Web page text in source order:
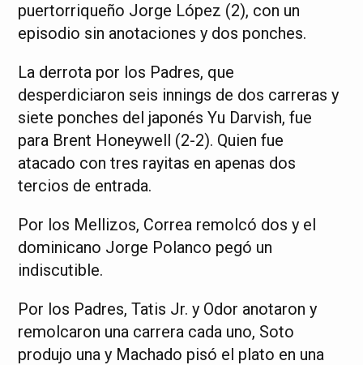
puertorriqueño Jorge López (2), con un
episodio sin anotaciones y dos ponches.
La derrota por los Padres, que
desperdiciaron seis innings de dos carreras y
siete ponches del japonés Yu Darvish, fue
para Brent Honeywell (2-2). Quien fue
atacado con tres rayitas en apenas dos
tercios de entrada.
Por los Mellizos, Correa remolcó dos y el
dominicano Jorge Polanco pegó un
indiscutible.
Por los Padres, Tatis Jr. y Odor anotaron y
remolcaron una carrera cada uno, Soto
produjo una y Machado pisó el plato en una